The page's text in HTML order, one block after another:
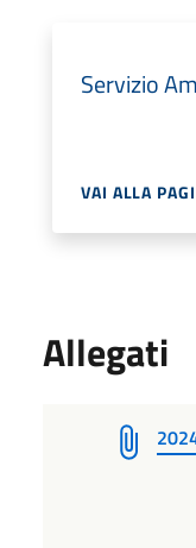
Servizio
VAI ALLA
Allegati